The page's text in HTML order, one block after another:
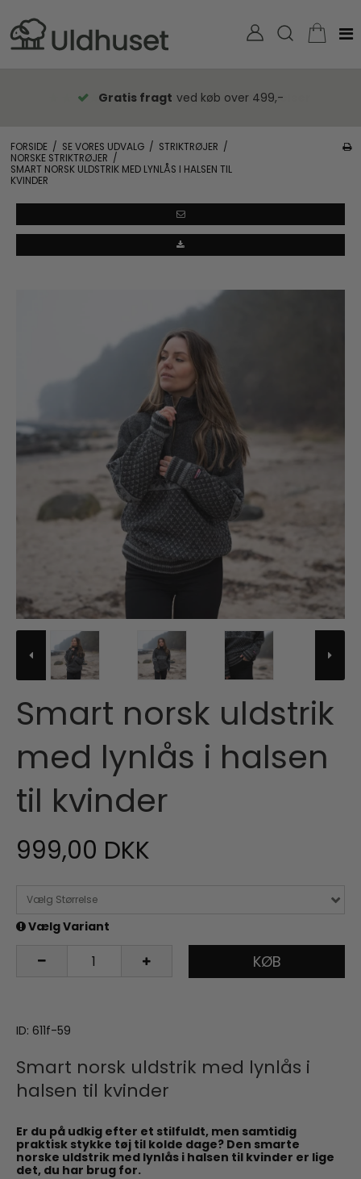
Gratis fragt ved køb over 499,-
FORSIDE / SE VORES UDVALG / STRIKTRØJER /
NORSKE STRIKTRØJER /
SMART NORSK ULDSTRIK MED LYNLÅS I HALSEN TIL
KVINDER
Smart norsk uldstrik
med lynlås i halsen
til kvinder
999,00 DKK
Vælg Størrelse
Vælg Variant
KØB
ID: 611f-59
Smart norsk uldstrik med lynlås i
halsen til kvinder
Er du på udkig efter et stilfuldt, men samtidig
praktisk stykke tøj til kolde dage? Den smarte
norske uldstrik med lynlås i halsen til kvinder er lige
det, du har brug for.